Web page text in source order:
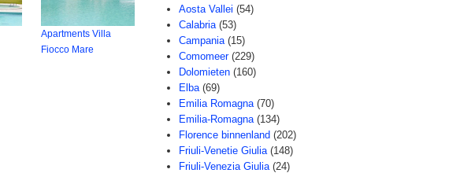
Apartments Villa
Fiocco Mare
Aosta Vallei (54)
Calabria (53)
Campania (15)
Comomeer (229)
Dolomieten (160)
Elba (69)
Emilia Romagna (70)
Emilia-Romagna (134)
Florence binnenland (202)
Friuli-Venetie Giulia (148)
Friuli-Venezia Giulia (24)